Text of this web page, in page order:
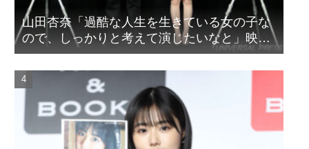
山田杏奈「過酷な人生を生きている女の子な
ので、しっかりと考えて演じたいなと」映画
『山女』東京国際映画祭Q&A